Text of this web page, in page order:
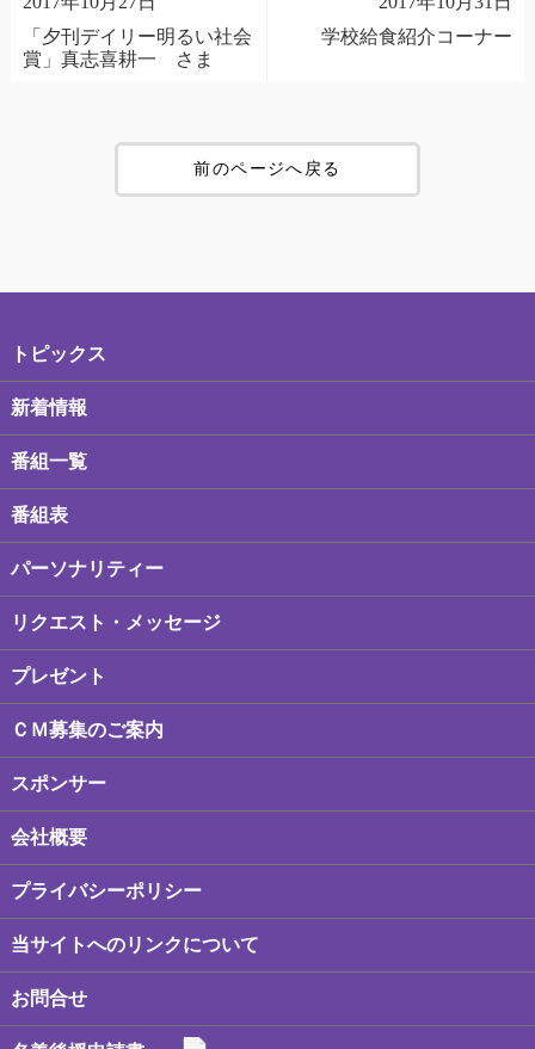
「夕刊デイリー明るい社会
賞」真志喜耕一 さま
学校給食紹介コーナー
前のページへ戻る
トピックス
新着情報
番組一覧
番組表
パーソナリティー
リクエスト・メッセージ
プレゼント
ＣＭ募集のご案内
スポンサー
会社概要
プライバシーポリシー
当サイトへのリンクについて
お問合せ